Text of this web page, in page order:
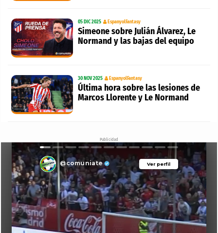
05 DIC 2025 EspanyolFantasy
Simeone sobre Julián Álvarez, Le
Normand y las bajas del equipo
30 NOV 2025 EspanyolFantasy
Última hora sobre las lesiones de
Marcos Llorente y Le Normand
Publicidad
Ver perfil
@comuniate Ver perfil